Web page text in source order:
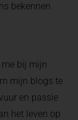
bekennen
me bij mijn
mijn blogs te
en passie
het leven op